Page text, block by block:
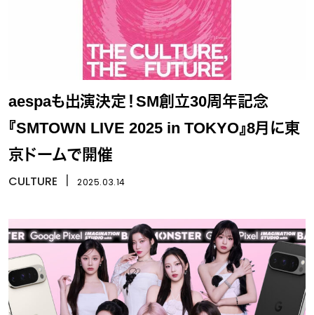
aespaも出演決定！SM創立30周年記念
『SMTOWN LIVE 2025 in TOKYO』8月に東
京ドームで開催
CULTURE 2025.03.14